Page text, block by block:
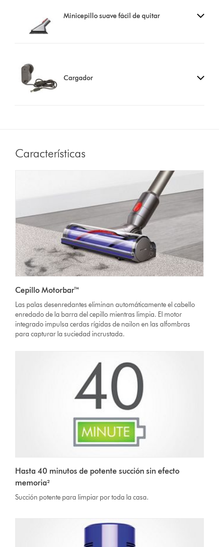
Minicepillo suave fácil de quitar
Cargador
Características
Cepillo Motorbar™
Las palas desenredantes eliminan automáticamente el cabello
enredado de la barra del cepillo mientras limpia. El motor
integrado impulsa cerdas rígidas de nailon en las alfombras
para capturar la suciedad incrustada.
Hasta 40 minutos de potente succión sin efecto
memoria²
Succión potente para limpiar por toda la casa.